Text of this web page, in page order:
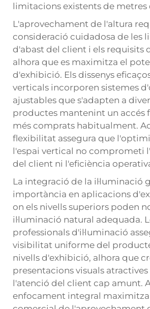
limitacions existents de metres
L'aprovechament de l'altura
consideració cuidadosa de les
d'abast del client i els requisits
alhora que es maximitza el
d'exhibició. Els dissenys
verticals incorporen sistemes
ajustables que s'adapten a
productes mantenint un accés
més comprats habitualment.
flexibilitat assegura que
l'espai vertical no comprometi
del client ni l'eficiència
La integració de la il·luminació
importància en aplicacions
on els nivells superiors poden
il·luminació natural adequada.
professionals d'il·luminació
visibilitat uniforme del
nivells d'exhibició, alhora que
presentacions visuals
l'atenció del client cap amunt.
enfocament integral